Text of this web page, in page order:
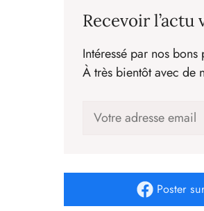
Recevoir
Intéressé par nos
À très bientôt avec de
Poster